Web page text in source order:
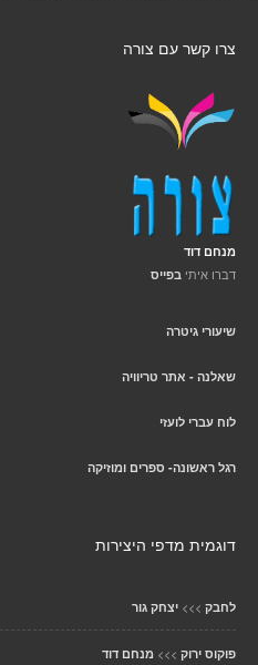
צרו קשר עם צורה
מנחם דוד
דברו איתי בפייס
שיעורי גיטרה
שאלנה - אתר טריוויה
לוח עברי לועזי
רגל ראשונה- ספרים ומוזיקה
דוגמית מדפי היצירות
לחבק >>> יצחק גור
פוקוס ירוק >>> מנחם דוד